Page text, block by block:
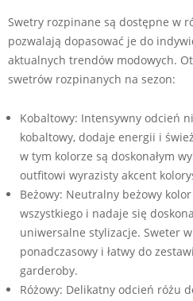
Swetry rozpinane są dostępne w
pozwalają dopasować je do
aktualnych trendów modowych.
swetrów rozpinanych na sezon:
Kobaltowy: Intensywny odcień
kobaltowy, dodaje energii i
w tym kolorze są doskonałym
outfitowi wyrazisty akcent
Beżowy: Neutralny beżowy
wszystkiego i nadaje się
uniwersalne stylizacje. Sweter
ponadczasowy i łatwy do
garderoby.
Różowy: Delikatny odcień różu